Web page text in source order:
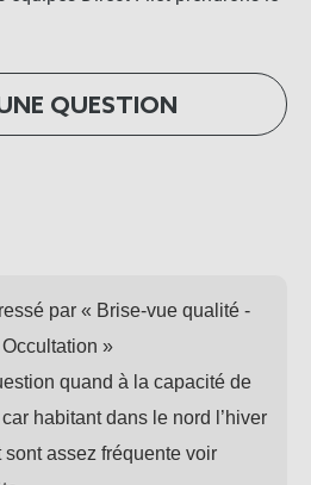
QUESTION
par « Brise-vue qualité -
»
quand à la capacité de
habitant dans le nord l’hiver
assez fréquente voir